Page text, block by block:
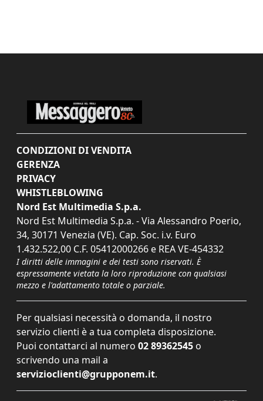
CONDIZIONI DI VENDITA
GERENZA
PRIVACY
WHISTLEBLOWING
Nord Est Multimedia S.p.a.
Nord Est Multimedia S.p.a. - Via Alessandro Poerio,
34, 30171 Venezia (VE). Cap. Soc. i.v. Euro
1.432.522,00 C.F. 05412000266 e REA VE-454332
I diritti delle immagini e dei testi sono riservati. È
espressamente vietata la loro riproduzione con qualsiasi
mezzo e l'adattamento totale o parziale.
Per qualsiasi necessità o domanda, il nostro
servizio clienti è a tua completa disposizione.
Puoi contattarci al numero 02 89362545 o
scrivendo una mail a
servizioclienti@grupponem.it.